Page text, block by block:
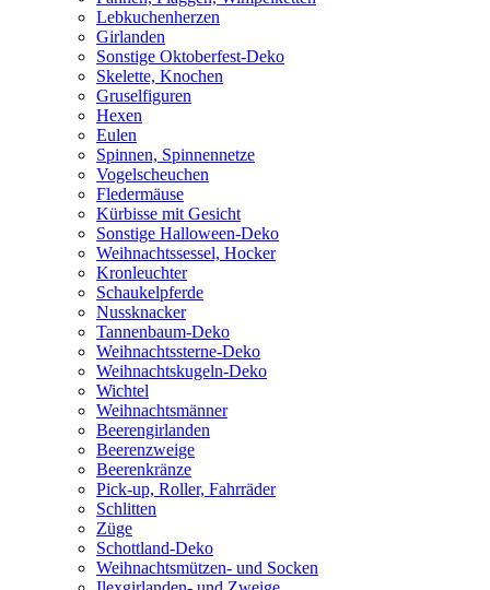
Lebkuchenherzen
Girlanden
Sonstige Oktoberfest-Deko
Skelette, Knochen
Gruselfiguren
Hexen
Eulen
Spinnen, Spinnennetze
Vogelscheuchen
Fledermäuse
Kürbisse mit Gesicht
Sonstige Halloween-Deko
Weihnachtssessel, Hocker
Kronleuchter
Schaukelpferde
Nussknacker
Tannenbaum-Deko
Weihnachtssterne-Deko
Weihnachtskugeln-Deko
Wichtel
Weihnachtsmänner
Beerengirlanden
Beerenzweige
Beerenkränze
Pick-up, Roller, Fahrräder
Schlitten
Züge
Schottland-Deko
Weihnachtsmützen- und Socken